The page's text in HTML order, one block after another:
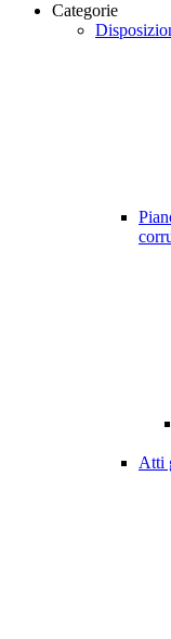
Categorie
Atti